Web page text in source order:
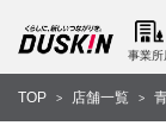
事業所
TOP > 店舗一覧 >